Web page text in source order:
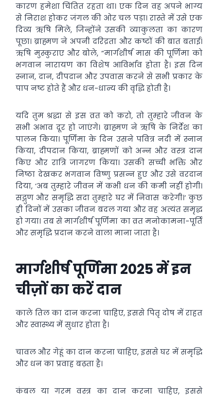
कारण हमेशा चिंतित रहता था। एक दिन वह अपने भाग्य
से निराश होकर जंगल की ओर चल पड़ा। रास्ते में उसे एक
दिव्य ऋषि मिले, जिन्होंने उसकी व्याकुलता का कारण
पूछा। ब्राह्मण ने अपनी दरिद्रता और कष्टों की बात बताई।
ऋषि मुस्कुराए और बोले, “मार्गशीर्ष मास की पूर्णिमा को
भगवान नारायण का विशेष आविर्भाव होता है। इस दिन
स्नान, दान, दीपदान और उपवास करने से सभी प्रकार के
पाप नष्ट होते हैं और धन-धान्य की वृद्धि होती है।
यदि तुम श्रद्धा से इस व्रत को करो, तो तुम्हारे जीवन के
सभी अभाव दूर हो जाएंगे। ब्राह्मण ने ऋषि के निर्देश का
पालन किया। पूर्णिमा के दिन उसने पवित्र नदी में स्नान
किया, दीपदान किया, ब्राह्मणों को अन्न और वस्त्र दान
किए और रात्रि जागरण किया। उसकी सच्ची भक्ति और
निष्ठा देखकर भगवान विष्णु प्रसन्न हुए और उसे वरदान
दिया, ‘अब तुम्हारे जीवन में कभी धन की कमी नहीं होगी।
सद्गुण और समृद्धि सदा तुम्हारे घर में निवास करेगी।’ कुछ
ही दिनों में उसका जीवन बदल गया और वह अत्यंत समृद्ध
हो गया। तब से मार्गशीर्ष पूर्णिमा का व्रत मनोकामना-पूर्ति
और समृद्धि प्रदान करने वाला माना जाता है।
मार्गशीर्ष पूर्णिमा 2025 में इन
चीज़ों का करें दान
काले तिल का दान करना चाहिए, इससे पितृ दोष में राहत
और स्वास्थ्य में सुधार होता है।
चावल और गेहूं का दान करना चाहिए, इससे घर में समृद्धि
और धन का प्रवाह बढ़ता है।
कंबल या गरम वस्त्र का दान करना चाहिए, इससे